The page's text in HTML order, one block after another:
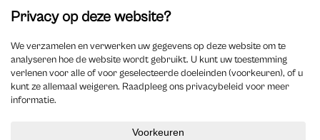
Auteurs
Overzicht auteurs
Auteur worden?